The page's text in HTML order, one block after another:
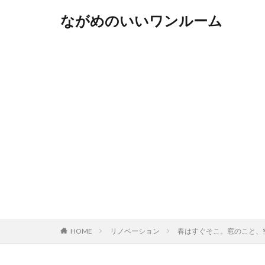
ながめのいいワンルーム
HOME リノベーション 春はすぐそこ。窓のこと、